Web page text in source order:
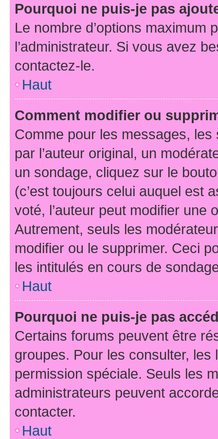
Pourquoi ne puis-je pas
Le nombre d’options maximum
l’administrateur. Si vous avez
contactez-le.
Haut
Comment modifier ou
Comme pour les messages,
par l’auteur original, un
un sondage, cliquez sur le
(c’est toujours celui auquel est
voté, l’auteur peut modifier une
Autrement, seuls les
modifier ou le supprimer. Ceci
les intitulés en cours de
Haut
Pourquoi ne puis-je pas
Certains forums peuvent être
groupes. Pour les consulter,
permission spéciale. Seuls les
administrateurs peuvent
contacter.
Haut